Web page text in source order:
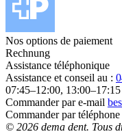
Nos options de paiement
Rechnung
Assistance téléphonique
Assistance et conseil au :
07:45–12:00, 13:00–17:15
Commander par e-mail
Commander par téléphone
© 2026 dema dent. Tous